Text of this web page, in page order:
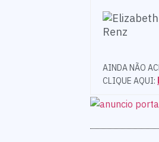
AINDA NÃO
CLIQUE AQUI: